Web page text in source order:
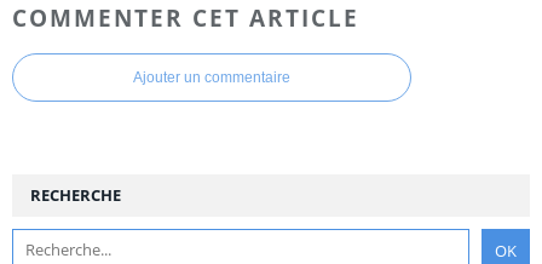
COMMENTER CET ARTICLE
Ajouter un commentaire
RECHERCHE